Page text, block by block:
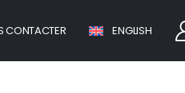
CONTACTER ENGLISH